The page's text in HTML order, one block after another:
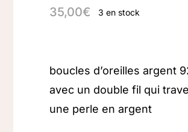
35,00€ 3 en stock
boucles d’oreilles argent
avec un double fil qui
une perle en argent